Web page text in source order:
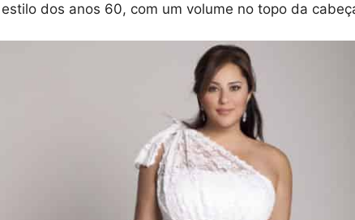
dos anos 60, com um volume no topo da